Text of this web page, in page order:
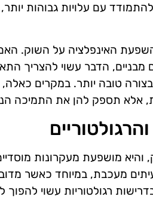
עם עלויות גבוהות
האינפלציה על השוק.
מבניים, הדבר עשוי להצריך
טובה יותר. במקרים
אלא תספק להן את התמיכה
מושפעת מעקרונות מוסדיים
מעכבת, במיוחד כאשר
רגולטוריות עשוי